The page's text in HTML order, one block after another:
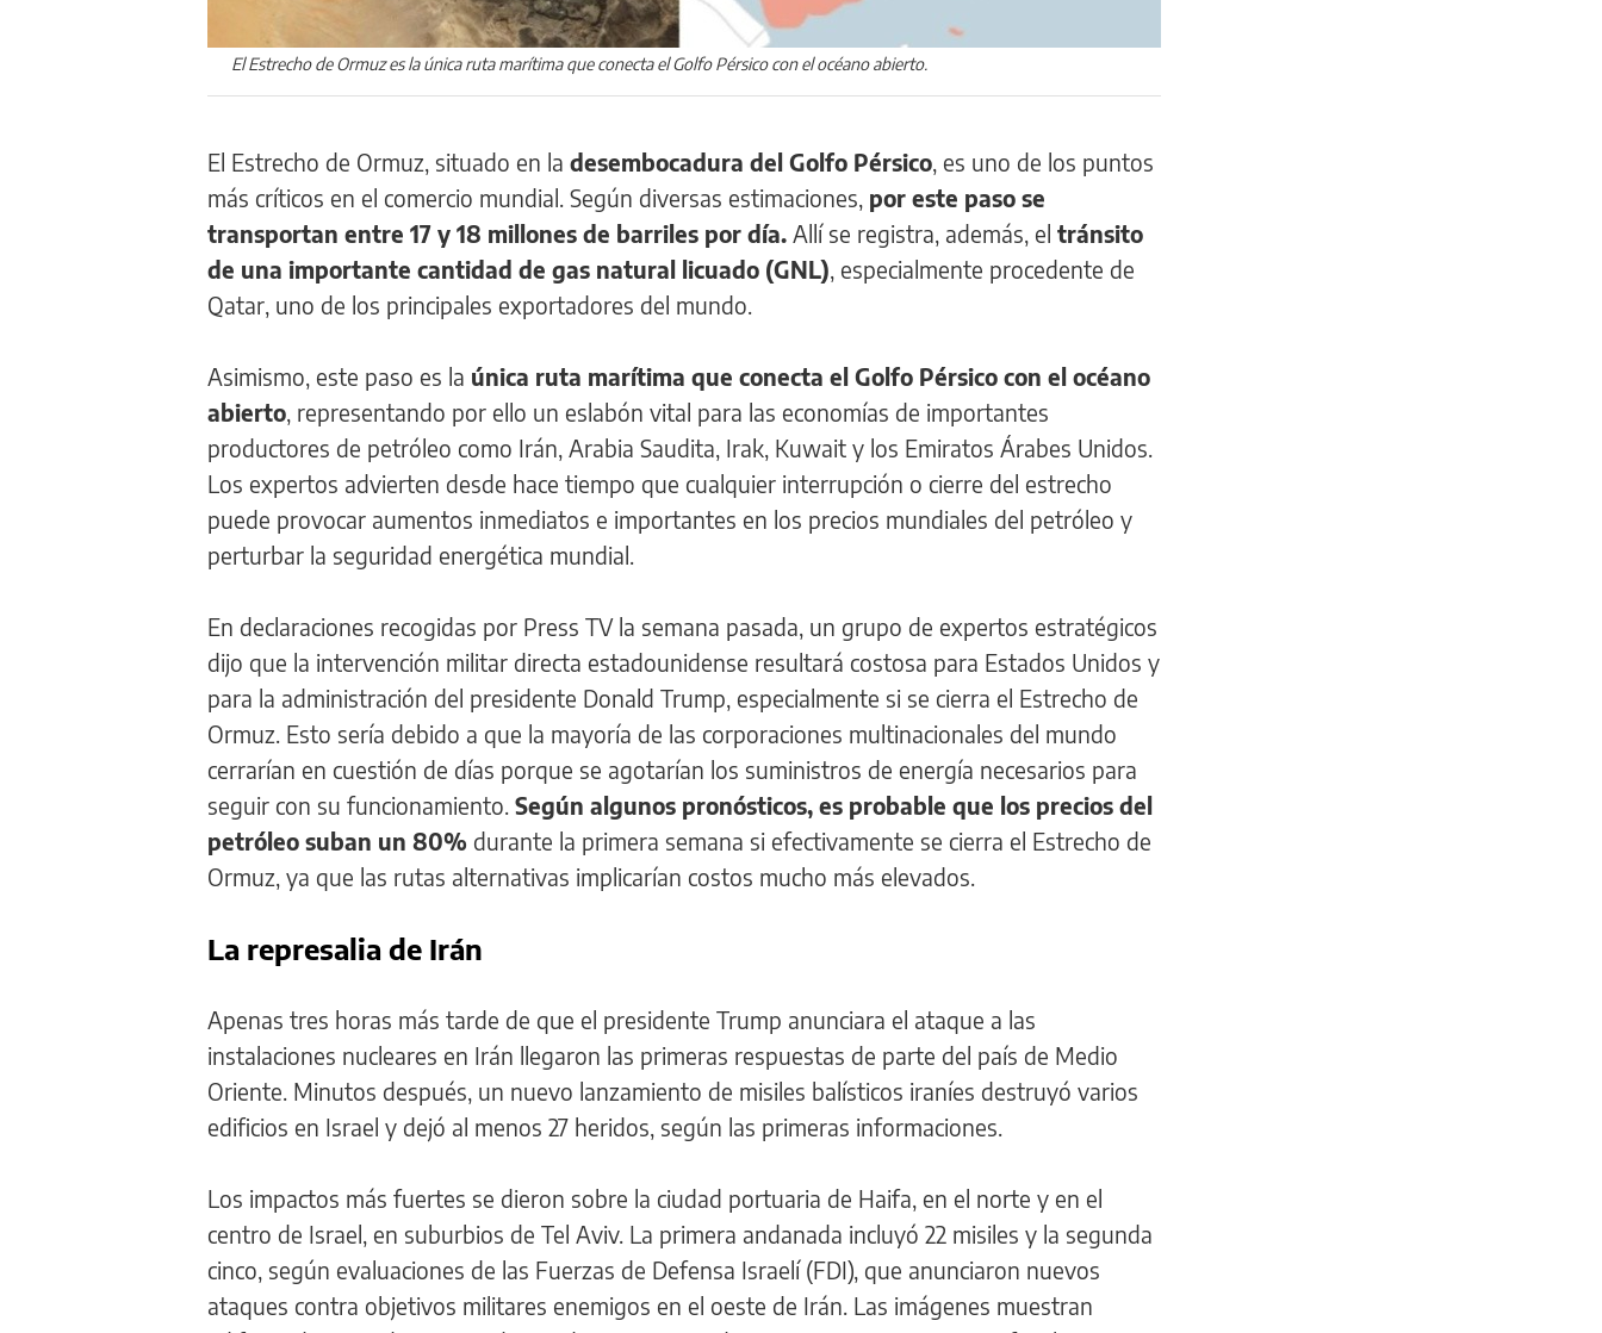
El Estrecho de Ormuz es la única ruta marítima que conecta el Golfo Pérsico con el océano abierto.
El Estrecho de Ormuz, situado en la desembocadura del Golfo Pérsico, es uno de los puntos
más críticos en el comercio mundial. Según diversas estimaciones, por este paso se
transportan entre 17 y 18 millones de barriles por día. Allí se registra, además, el tránsito
de una importante cantidad de gas natural licuado (GNL), especialmente procedente de
Qatar, uno de los principales exportadores del mundo.
Asimismo, este paso es la única ruta marítima que conecta el Golfo Pérsico con el océano
abierto, representando por ello un eslabón vital para las economías de importantes
productores de petróleo como Irán, Arabia Saudita, Irak, Kuwait y los Emiratos Árabes Unidos.
Los expertos advierten desde hace tiempo que cualquier interrupción o cierre del estrecho
puede provocar aumentos inmediatos e importantes en los precios mundiales del petróleo y
perturbar la seguridad energética mundial.
En declaraciones recogidas por Press TV la semana pasada, un grupo de expertos estratégicos
dijo que la intervención militar directa estadounidense resultará costosa para Estados Unidos y
para la administración del presidente Donald Trump, especialmente si se cierra el Estrecho de
Ormuz. Esto sería debido a que la mayoría de las corporaciones multinacionales del mundo
cerrarían en cuestión de días porque se agotarían los suministros de energía necesarios para
seguir con su funcionamiento. Según algunos pronósticos, es probable que los precios del
petróleo suban un 80% durante la primera semana si efectivamente se cierra el Estrecho de
Ormuz, ya que las rutas alternativas implicarían costos mucho más elevados.
La represalia de Irán
Apenas tres horas más tarde de que el presidente Trump anunciara el ataque a las
instalaciones nucleares en Irán llegaron las primeras respuestas de parte del país de Medio
Oriente. Minutos después, un nuevo lanzamiento de misiles balísticos iraníes destruyó varios
edificios en Israel y dejó al menos 27 heridos, según las primeras informaciones.
Los impactos más fuertes se dieron sobre la ciudad portuaria de Haifa, en el norte y en el
centro de Israel, en suburbios de Tel Aviv. La primera andanada incluyó 22 misiles y la segunda
cinco, según evaluaciones de las Fuerzas de Defensa Israelí (FDI), que anunciaron nuevos
ataques contra objetivos militares enemigos en el oeste de Irán. Las imágenes muestran